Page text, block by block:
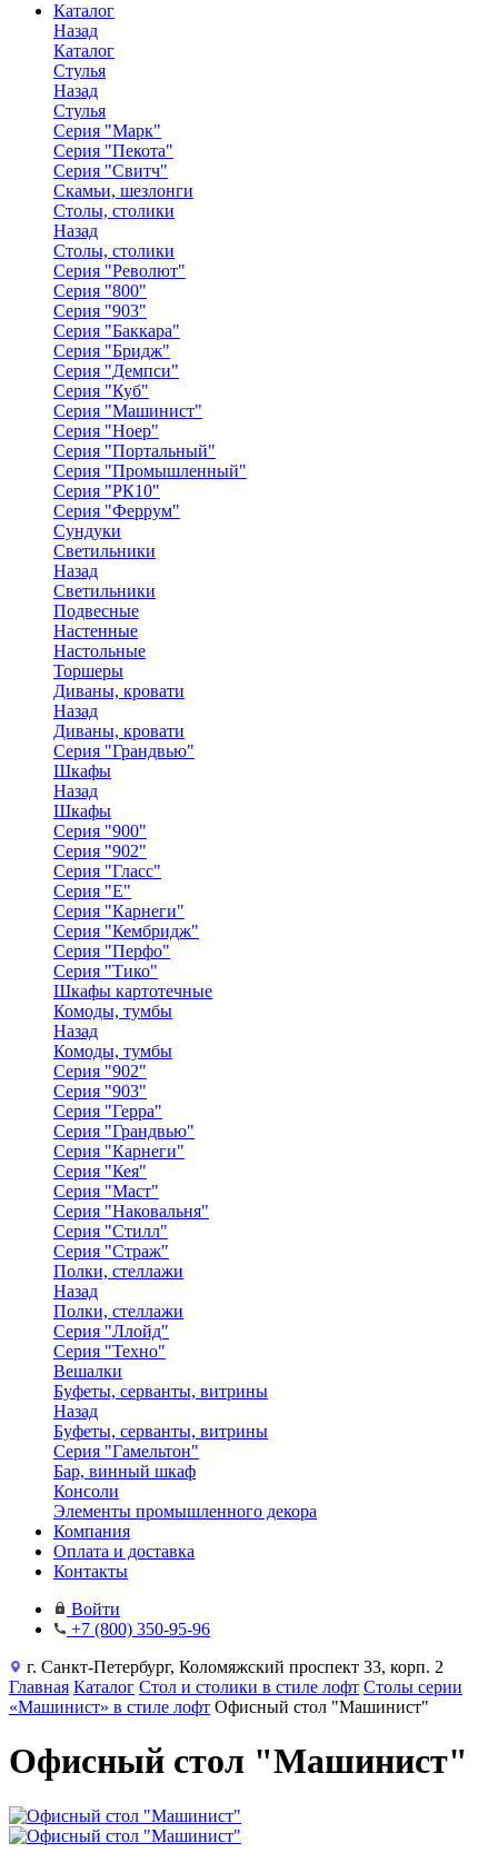
Каталог
Назад
Каталог
Стулья
Назад
Стулья
Серия "Марк"
Серия "Пекота"
Серия "Свитч"
Скамьи, шезлонги
Столы, столики
Назад
Столы, столики
Серия "Револют"
Серия "800"
Серия "903"
Серия "Баккара"
Серия "Бридж"
Серия "Демпси"
Серия "Куб"
Серия "Машинист"
Серия "Ноер"
Серия "Портальный"
Серия "Промышленный"
Серия "РК10"
Серия "Феррум"
Сундуки
Светильники
Назад
Светильники
Подвесные
Настенные
Настольные
Торшеры
Диваны, кровати
Назад
Диваны, кровати
Серия "Грандвью"
Шкафы
Назад
Шкафы
Серия "900"
Серия "902"
Серия "Гласс"
Серия "Е"
Серия "Карнеги"
Серия "Кембридж"
Серия "Перфо"
Серия "Тико"
Шкафы картотечные
Комоды, тумбы
Назад
Комоды, тумбы
Серия "902"
Серия "903"
Серия "Герра"
Серия "Грандвью"
Серия "Карнеги"
Серия "Кея"
Серия "Маст"
Серия "Наковальня"
Серия "Стилл"
Серия "Страж"
Полки, стеллажи
Назад
Полки, стеллажи
Серия "Ллойд"
Серия "Техно"
Вешалки
Буфеты, серванты, витрины
Назад
Буфеты, серванты, витрины
Серия "Гамельтон"
Бар, винный шкаф
Консоли
Элементы промышленного декора
Компания
Оплата и доставка
Контакты
Войти
+7 (800) 350-95-96
г. Санкт-Петербург, Коломяжский проспект 33, корп. 2
Главная Каталог Стол и столики в стиле лофт Столы серии
«Машинист» в стиле лофт Офисный стол "Машинист"
Офисный стол "Машинист"